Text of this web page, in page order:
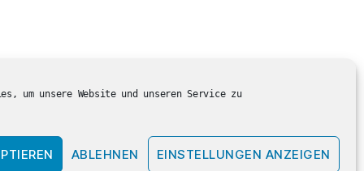
um unsere Website und unseren Service zu
ABLEHNEN EINSTELLUNGEN ANZEIGEN